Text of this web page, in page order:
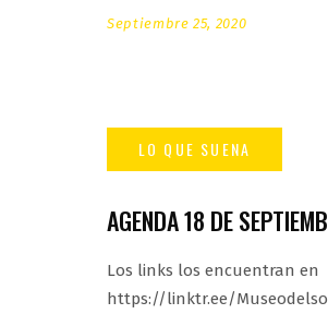
Septiembre 25, 2020
AGENDA 18 DE
Los links los encuentran en
https://linktr.ee/